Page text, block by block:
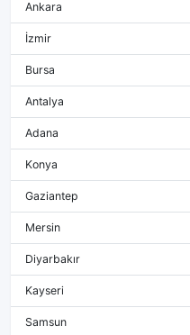
Ankara
İzmir
Bursa
Antalya
Adana
Konya
Gaziantep
Mersin
Diyarbakır
Kayseri
Samsun